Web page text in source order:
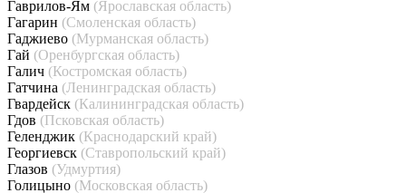
Гаврилов-Ям (Ярославская область)
Гагарин (Смоленская область)
Гаджиево (Мурманская область)
Гай (Оренбургская область)
Галич (Костромская область)
Гатчина (Ленинградская область)
Гвардейск (Калининградская область)
Гдов (Псковская область)
Геленджик (Краснодарский край)
Георгиевск (Ставропольский край)
Глазов (Удмуртия)
Голицыно (Московская область)